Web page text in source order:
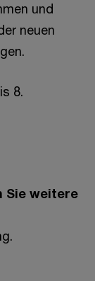
und
neuen
8.
Sie weitere